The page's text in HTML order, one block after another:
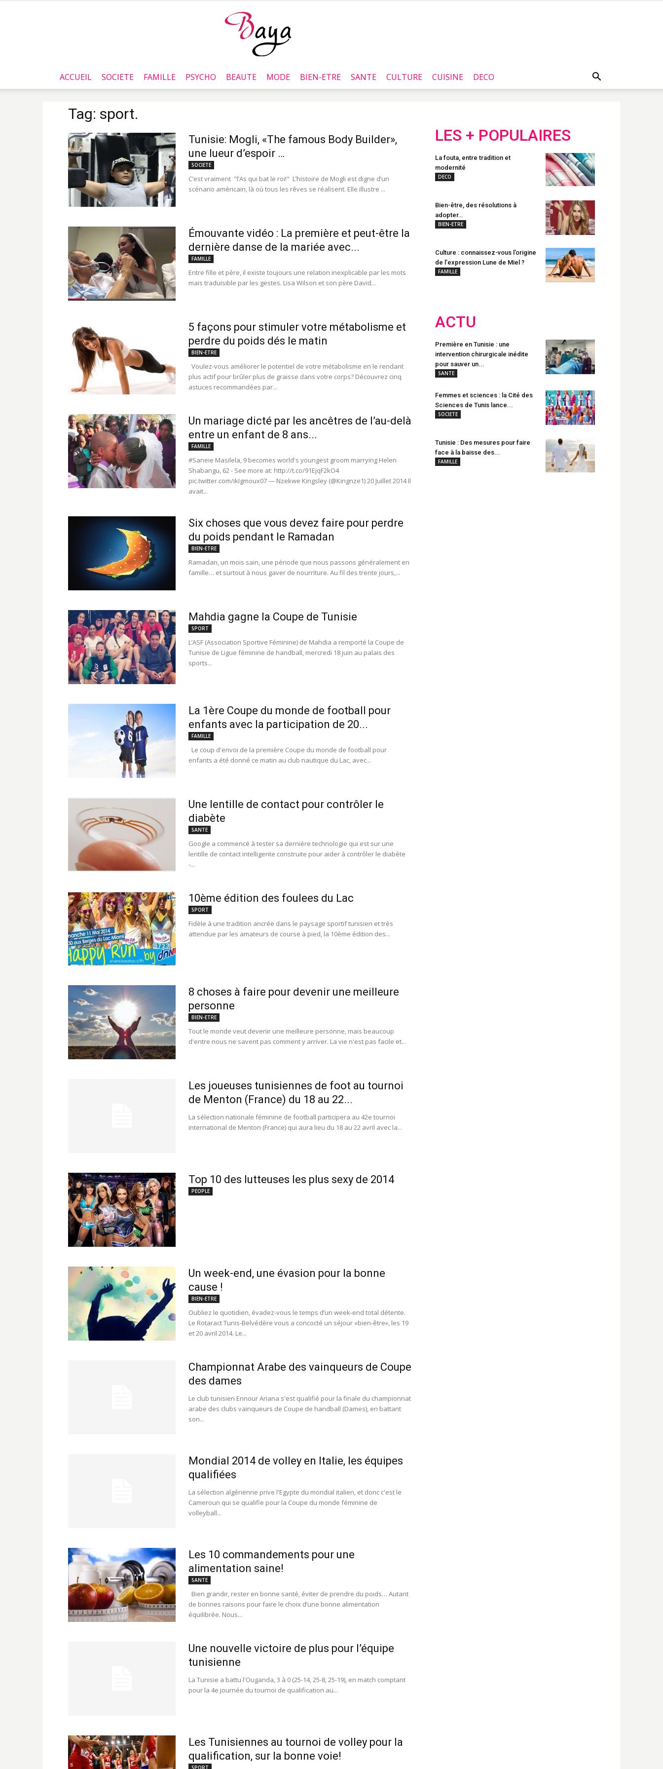
Baya.tn
ACCUEIL SOCIETE FAMILLE PSYCHO BEAUTE MODE BIEN-ETRE SANTE CULTURE CUISINE DECO
Tag: sport.
Tunisie: Mogli, «The famous Body Builder»,
une lueur d’espoir …
SOCIETE
C’est vraiment "l’As qui bat le roi!" L’histoire de Mogli est digne d’un
scénario américain, là où tous les rêves se réalisent. Elle illustre ...
Émouvante vidéo : La première et peut-être la
dernière danse de la mariée avec...
FAMILLE
Entre fille et père, il existe toujours une relation inexplicable par les mots
mais traduisible par les gestes. Lisa Wilson et son père David...
5 façons pour stimuler votre métabolisme et
perdre du poids dés le matin
BIEN-ETRE
Voulez-vous améliorer le potentiel de votre métabolisme en le rendant
plus actif pour brûler plus de graisse dans votre corps? Découvrez cinq
astuces recommandées par...
Un mariage dicté par les ancêtres de l’au-delà
entre un enfant de 8 ans...
FAMILLE
#Saneie Masilela, 9 becomes world's youngest groom marrying Helen
Shabangu, 62 - See more at: http://t.co/91EjqF2kO4
pic.twitter.com/ikIgmoux07 — Nzekwe Kingsley (@Kingnze1) 20 Juillet 2014 Il
avait...
Six choses que vous devez faire pour perdre
du poids pendant le Ramadan
BIEN-ETRE
Ramadan, un mois sain, une période que nous passons généralement en
famille… et surtout à nous gaver de nourriture. Au fil des trente jours,...
Mahdia gagne la Coupe de Tunisie
SPORT
L’ASF (Association Sportive Féminine) de Mahdia a remporté la Coupe de
Tunisie de Ligue féminine de handball, mercredi 18 juin au palais des
sports...
La 1ère Coupe du monde de football pour
enfants avec la participation de 20...
FAMILLE
Le coup d'envoi de la première Coupe du monde de football pour
enfants a été donné ce matin au club nautique du Lac, avec...
Une lentille de contact pour contrôler le
diabète
SANTE
Google a commencé à tester sa dernière technologie qui est sur une
lentille de contact intelligente construite pour aider à contrôler le diabète
-...
10ème édition des foulees du Lac
SPORT
Fidèle à une tradition ancrée dans le paysage sportif tunisien et très
attendue par les amateurs de course à pied, la 10ème édition des...
8 choses à faire pour devenir une meilleure
personne
BIEN-ETRE
Tout le monde veut devenir une meilleure personne, mais beaucoup
d'entre nous ne savent pas comment y arriver. La vie n'est pas facile et...
Les joueuses tunisiennes de foot au tournoi
de Menton (France) du 18 au 22...
La sélection nationale féminine de football participera au 42e tournoi
international de Menton (France) qui aura lieu du 18 au 22 avril avec la...
Top 10 des lutteuses les plus sexy de 2014
PEOPLE
Un week-end, une évasion pour la bonne
cause !
BIEN-ETRE
Oubliez le quotidien, évadez-vous le temps d’un week-end total détente.
Le Rotaract Tunis-Belvédère vous a concocté un séjour «bien-être», les 19
et 20 avril 2014. Le...
Championnat Arabe des vainqueurs de Coupe
des dames
Le club tunisien Ennour Ariana s'est qualifié pour la finale du championnat
arabe des clubs vainqueurs de Coupe de handball (Dames), en battant
son...
Mondial 2014 de volley en Italie, les équipes
qualifiées
La sélection algérienne prive l'Egypte du mondial italien, et donc c'est le
Cameroun qui se qualifie pour la Coupe du monde féminine de
volleyball...
Les 10 commandements pour une
alimentation saine!
SANTE
Bien grandir, rester en bonne santé, éviter de prendre du poids… Autant
de bonnes raisons pour faire le choix d’une bonne alimentation
équilibrée. Nous...
Une nouvelle victoire de plus pour l’équipe
tunisienne
La Tunisie a battu l'Ouganda, 3 à 0 (25-14, 25-8, 25-19), en match comptant
pour la 4e journée du tournoi de qualification au...
Les Tunisiennes au tournoi de volley pour la
qualification, sur la bonne voie!
SPORT
LES + POPULAIRES
La fouta, entre tradition et
modernité
DECO
Bien-être, des résolutions à
adopter…
BIEN-ETRE
Culture : connaissez-vous l’origine
de l’expression Lune de Miel ?
FAMILLE
ACTU
Première en Tunisie : une
intervention chirurgicale inédite
pour sauver un...
SANTE
Femmes et sciences : la Cité des
Sciences de Tunis lance...
SOCIETE
Tunisie : Des mesures pour faire
face à la baisse des...
FAMILLE